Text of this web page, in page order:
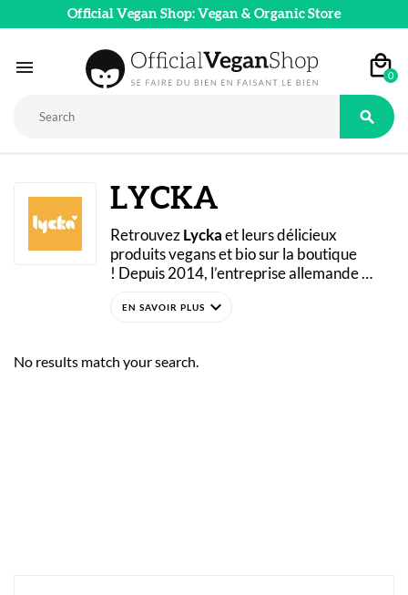
Official Vegan Shop: Vegan & Organic Store
 0

LYCKA
Retrouvez Lycka et leurs délicieux
produits vegans et bio sur la boutique
! Depuis 2014, l’entreprise allemande
chocolatées, glaces et pizzas surgelées.
dans la lutte contre la faim.
expand_more
No results match your search.